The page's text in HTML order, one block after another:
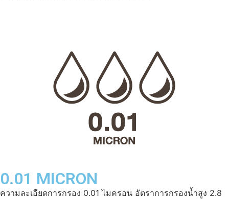
0.01 MICRON
ความละเอียดการกรอง 0.01 ไมครอน อัตราการกรองน้ำสูง 2.8